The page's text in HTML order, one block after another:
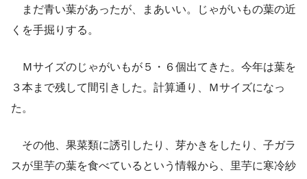
まだ青い葉があったが、まあいい。じゃがいもの葉の近
くを手掘りする。
Ｍサイズのじゃがいもが５・６個出てきた。今年は葉を
３本まで残して間引きした。計算通り、Ｍサイズになっ
た。
その他、果菜類に誘引したり、芽かきをしたり、子ガラ
スが里芋の葉を食べているという情報から、里芋に寒冷紗